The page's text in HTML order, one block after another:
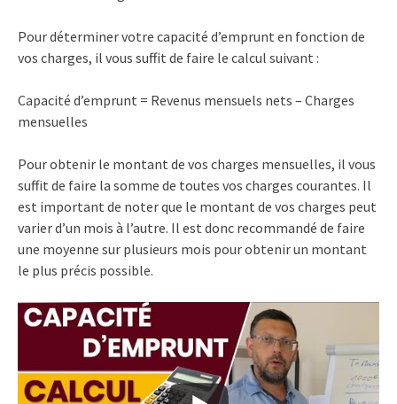
Pour déterminer votre capacité d’emprunt en fonction de
vos charges, il vous suffit de faire le calcul suivant :
Capacité d’emprunt = Revenus mensuels nets – Charges
mensuelles
Pour obtenir le montant de vos charges mensuelles, il vous
suffit de faire la somme de toutes vos charges courantes. Il
est important de noter que le montant de vos charges peut
varier d’un mois à l’autre. Il est donc recommandé de faire
une moyenne sur plusieurs mois pour obtenir un montant
le plus précis possible.